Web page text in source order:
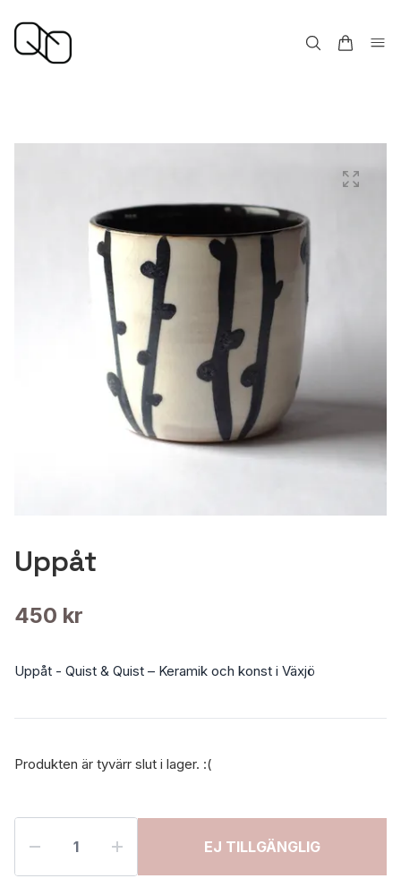
Uppåt
450 kr
Uppåt - Quist & Quist – Keramik och konst i Växjö
Produkten är tyvärr slut i lager. :(
EJ TILLGÄNGLIG